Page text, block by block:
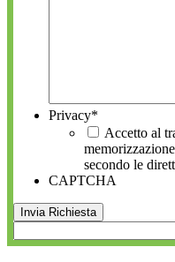
Privacy*
Accetto al
secondo le
CAPTCHA